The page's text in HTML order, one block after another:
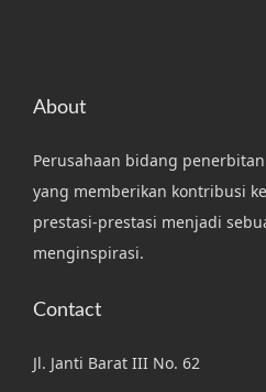
About
Perusahaan bidang
yang memberikan kontribusi
prestasi-prestasi menjadi
menginspirasi.
Contact
Jl. Janti Barat III No. 62